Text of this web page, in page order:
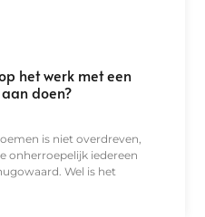
het werk met een
doen?
is niet overdreven,
onherroepelijk iedereen
Wel is het